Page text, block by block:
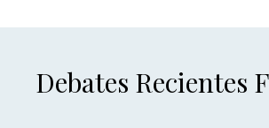
Debates Recientes